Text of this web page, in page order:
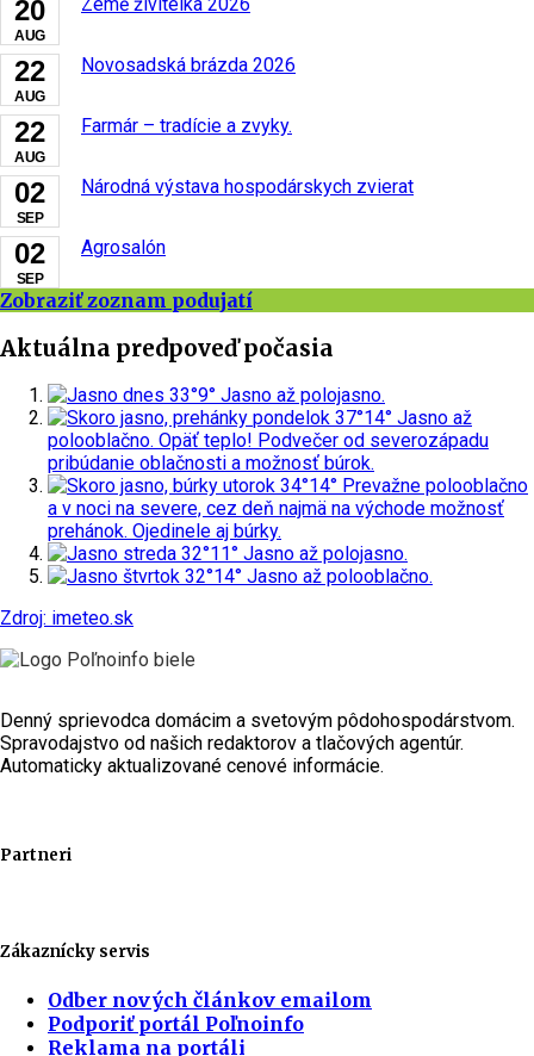
20
AUG
22
AUG
Novosadská brázda 2026
22
AUG
Farmár – tradície a zvyky.
02
SEP
Národná výstava hospodárskych zvierat
02
SEP
Agrosalón
Zobraziť zoznam podujatí
Aktuálna predpoveď počasia
dnes 33°9° Jasno až polojasno.
pondelok 37°14° Jasno až
polooblačno. Opäť teplo! Podvečer od severozápadu
pribúdanie oblačnosti a možnosť búrok.
utorok 34°14° Prevažne polooblačno
a v noci na severe, cez deň najmä na východe možnosť
prehánok. Ojedinele aj búrky.
streda 32°11° Jasno až polojasno.
štvrtok 32°14° Jasno až polooblačno.
Zdroj: imeteo.sk
Denný sprievodca domácim a svetovým pôdohospodárstvom.
Spravodajstvo od našich redaktorov a tlačových agentúr.
Automaticky aktualizované cenové informácie.
Partneri
Zákaznícky servis
Odber nových článkov emailom
Podporiť portál Poľnoinfo
Reklama na portáli